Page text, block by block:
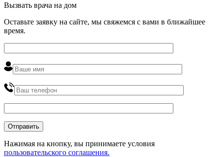
Вызвать врача на дом
Оставьте заявку на сайте, мы свяжемся с вами в ближайшее
время.
Нажимая на кнопку, вы принимаете условия
пользовательского соглашения.